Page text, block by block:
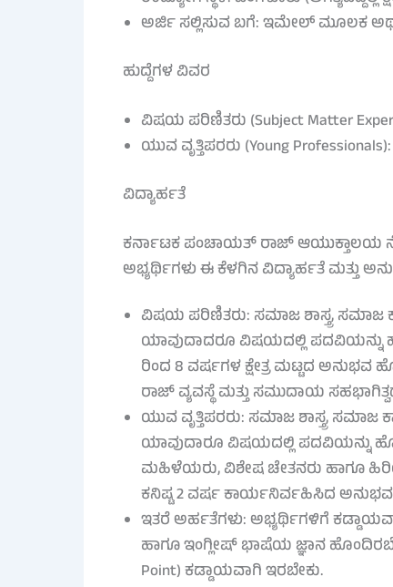
ಅರ್ಜಿ ಸಲ್ಲಿಸುವ ಬಗೆ: ಇಮೇಲ್ ಮೂಲಕ
ಹುದ್ದೆಗಳ ವಿವರ
ವಿಷಯ ಪರಿಣಿತರು (Subject Matter
ಯುವ ವೃತ್ತಿಪರರು (Young Professionals):
ವಿದ್ಯಾರ್ಹತೆ
ಕರ್ನಾಟಕ ಪಂಚಾಯತ್ ರಾಜ್ ಆಯುಕ್ತಾಲಯ
ಅಭ್ಯರ್ಥಿಗಳು ಈ ಕೆಳಗಿನ ವಿದ್ಯಾರ್ಹತೆ ಮತ್ತು
ವಿಷಯ ಪರಿಣಿತರು: ಸಮಾಜ ಶಾಸ್ತ್ರ, ಸಮಾಜ
ಯಾವುದಾದರೂ ವಿಷಯದಲ್ಲಿ ಪದವಿಯನ್ನು
ರಿಂದ 8 ವರ್ಷಗಳ ಕ್ಷೇತ್ರ ಮಟ್ಟದ ಅನುಭವ
ರಾಜ್ ವ್ಯವಸ್ಥೆ ಮತ್ತು ಸಮುದಾಯ
ಯುವ ವೃತ್ತಿಪರರು: ಸಮಾಜ ಶಾಸ್ತ್ರ,
ಯಾವುದಾರೂ ವಿಷಯದಲ್ಲಿ ಪದವಿಯನ್ನು
ಮಹಿಳೆಯರು, ವಿಶೇಷ ಚೇತನರು ಹಾಗೂ
ಕನಿಷ್ಟ 2 ವರ್ಷ ಕಾರ್ಯನಿರ್ವಹಿಸಿದ
ಇತರೆ ಅರ್ಹತೆಗಳು: ಅಭ್ಯರ್ಥಿಗಳಿಗೆ
ಹಾಗೂ ಇಂಗ್ಲೀಷ್ ಭಾಷೆಯ ಜ್ಞಾನ
Point) ಕಡ್ಡಾಯವಾಗಿ ಇರಬೇಕು.